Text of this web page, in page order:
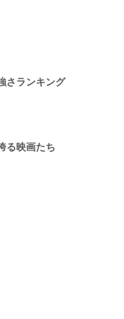
さランキング
る映画たち